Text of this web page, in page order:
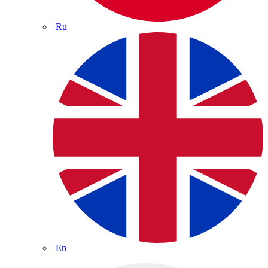
Ru
En